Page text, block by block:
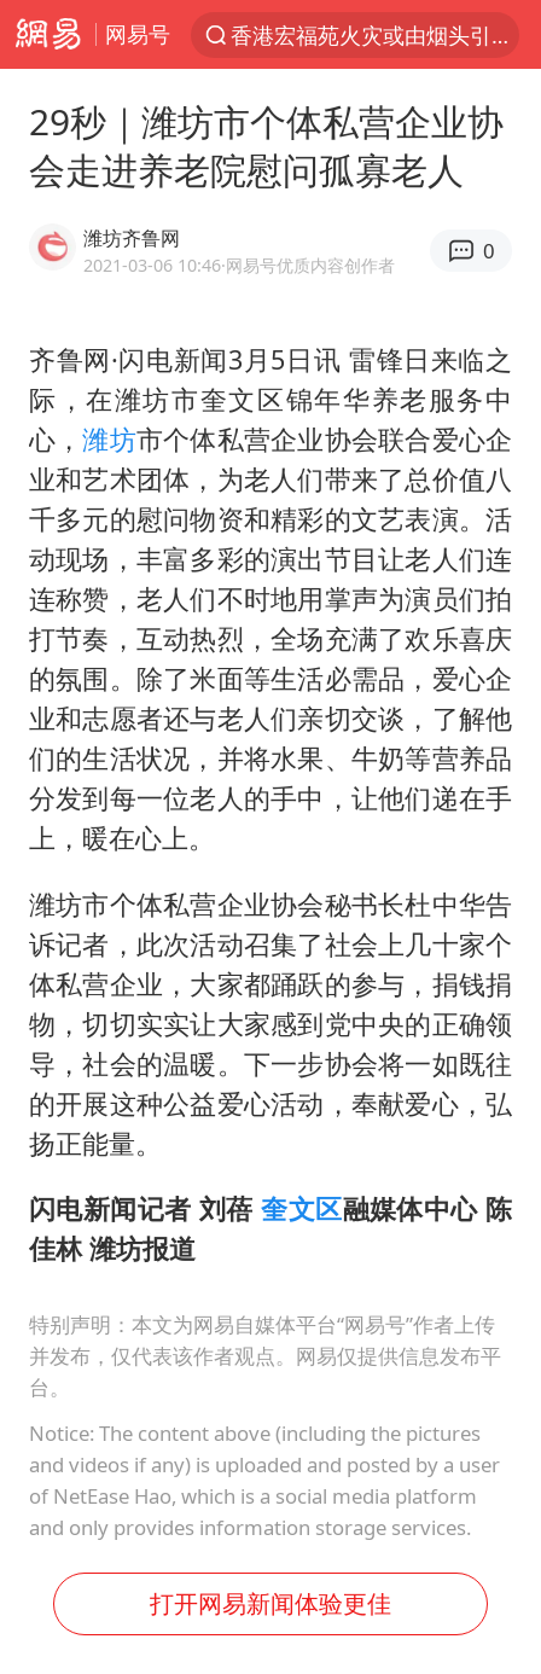
网易号
香港宏福苑火灾或由烟头引起
台风白海豚闭眼了
云南一地村民过火把节意外灼伤16人
用AI造出新病毒意味着什么
美股创4月份以来最大单周涨幅
王虹邓煜的同学获统计学界诺贝尔奖
台州《告全体市民书》：非必要不外出
泰国校园枪击事件已致8死30余伤
光伏八巨头签署“不低于成本价”倡议
胡彦斌获《歌手2026》歌王
宇树王兴兴被问了360多个问题
79岁老人被城管撞倒后离世案一审开庭
2名小孩玩手机低头幅度近乎折叠
四川宜宾地震网友称睡觉被摇醒
29秒｜潍坊市个体私营企业协
会走进养老院慰问孤寡老人
潍坊齐鲁网
2021-03-06 10:46·网易号优质内容创作者
0
齐鲁网·闪电新闻3月5日讯 雷锋日来临之
际，在潍坊市奎文区锦年华养老服务中
心，潍坊市个体私营企业协会联合爱心企
业和艺术团体，为老人们带来了总价值八
千多元的慰问物资和精彩的文艺表演。活
动现场，丰富多彩的演出节目让老人们连
连称赞，老人们不时地用掌声为演员们拍
打节奏，互动热烈，全场充满了欢乐喜庆
的氛围。除了米面等生活必需品，爱心企
业和志愿者还与老人们亲切交谈，了解他
们的生活状况，并将水果、牛奶等营养品
分发到每一位老人的手中，让他们递在手
上，暖在心上。
潍坊市个体私营企业协会秘书长杜中华告
诉记者，此次活动召集了社会上几十家个
体私营企业，大家都踊跃的参与，捐钱捐
物，切切实实让大家感到党中央的正确领
导，社会的温暖。下一步协会将一如既往
的开展这种公益爱心活动，奉献爱心，弘
扬正能量。
闪电新闻记者 刘蓓奎文区融媒体中心 陈
佳林 潍坊报道
特别声明：本文为网易自媒体平台“网易号”作者上传
并发布，仅代表该作者观点。网易仅提供信息发布平
台。
Notice: The content above (including the pictures
and videos if any) is uploaded and posted by a user
of NetEase Hao, which is a social media platform
and only provides information storage services.
打开网易新闻体验更佳